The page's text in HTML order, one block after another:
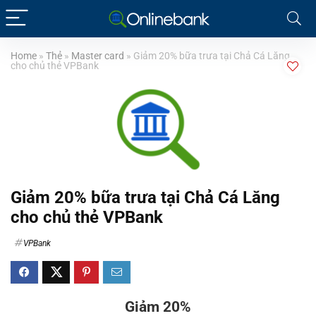
Home » Thẻ » Master card » Giảm 20% bữa trưa tại Chả Cá Lăng
cho chủ thẻ VPBank
Giảm 20% bữa trưa tại Chả Cá Lăng
cho chủ thẻ VPBank
VPBank
Giảm 20%